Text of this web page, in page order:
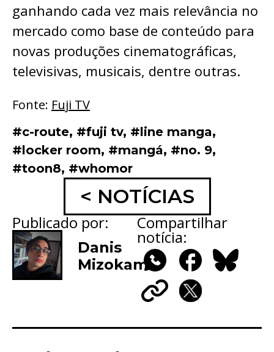
ganhando cada vez mais relevância no
mercado como base de conteúdo para
novas produções cinematográficas,
televisivas, musicais, dentre outras.
Fonte: Fuji TV
#c-route, #fuji tv, #line manga,
#locker room, #mangá, #no. 9,
#toon8, #whomor
< NOTÍCIAS
Publicado por:
Danis
Mizokami
Compartilhar
notícia:
WhatsAppFacebook